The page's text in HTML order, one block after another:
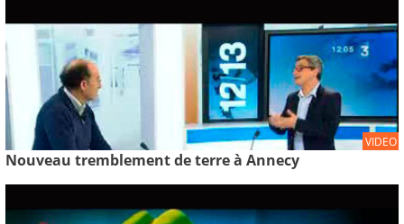
VIDEO
Nouveau tremblement de terre à Annecy